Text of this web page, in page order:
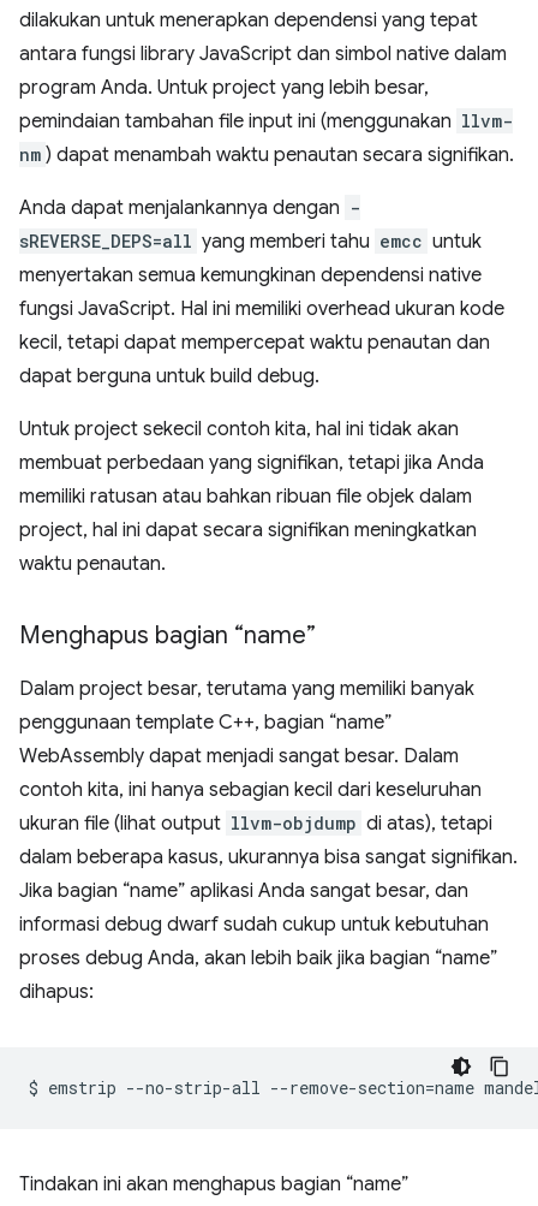
dilakukan untuk menerapkan dependensi yang tepat
antara fungsi library JavaScript dan simbol native dalam
program Anda. Untuk project yang lebih besar,
pemindaian tambahan file input ini (menggunakan llvm-
nm ) dapat menambah waktu penautan secara signifikan.
Anda dapat menjalankannya dengan -
sREVERSE_DEPS=all yang memberi tahu emcc untuk
menyertakan semua kemungkinan dependensi native
fungsi JavaScript. Hal ini memiliki overhead ukuran kode
kecil, tetapi dapat mempercepat waktu penautan dan
dapat berguna untuk build debug.
Untuk project sekecil contoh kita, hal ini tidak akan
membuat perbedaan yang signifikan, tetapi jika Anda
memiliki ratusan atau bahkan ribuan file objek dalam
project, hal ini dapat secara signifikan meningkatkan
waktu penautan.
Menghapus bagian “name”
Dalam project besar, terutama yang memiliki banyak
penggunaan template C++, bagian “name”
WebAssembly dapat menjadi sangat besar. Dalam
contoh kita, ini hanya sebagian kecil dari keseluruhan
ukuran file (lihat output llvm-objdump di atas), tetapi
dalam beberapa kasus, ukurannya bisa sangat signifikan.
Jika bagian “name” aplikasi Anda sangat besar, dan
informasi debug dwarf sudah cukup untuk kebutuhan
proses debug Anda, akan lebih baik jika bagian “name”
dihapus:
$ emstrip --no-strip-all --remove-section=name
Tindakan ini akan menghapus bagian “name”